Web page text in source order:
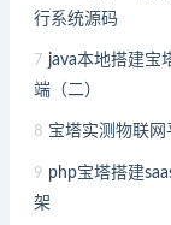
行系统源码
7 java本地搭建宝
端（二）
8 宝塔实测物联
9 php宝塔搭建
架